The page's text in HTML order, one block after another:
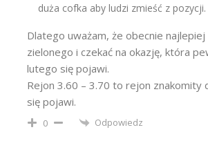
duża cofka aby ludzi zmieść z pozycji.
Dlatego uważam, że obecnie
zielonego i czekać na okazję, która
lutego się pojawi.
Rejon 3.60 – 3.70 to rejon znakomity
się pojawi.
0 Odpowiedz